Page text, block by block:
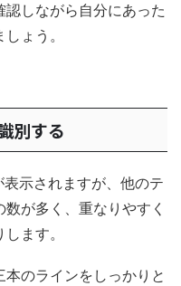
しながら自分にあった
ょう。
別する
示されますが、他のテ
が多く、重なりやすく
ます。
のラインをしっかりと